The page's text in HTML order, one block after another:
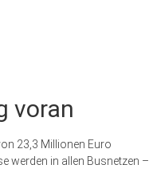
voran
23,3 Millionen Euro
werden in allen Busnetzen –